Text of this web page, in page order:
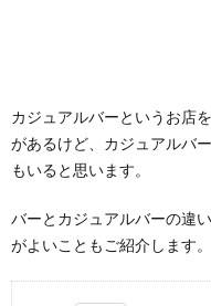
カジュアルバーというお店
があるけど、カジュアルバ
もいると思います。
バーとカジュアルバーの違
がよいこともご紹介します。